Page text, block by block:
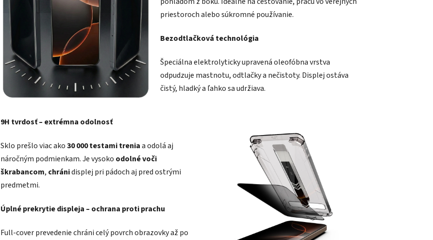
priestoroch alebo súkromné používanie.
Bezodtlačková technológia
Špeciálna elektrolyticky upravená oleofóbna vrstva
odpudzuje mastnotu, odtlačky a nečistoty. Displej ostáva
čistý, hladký a ľahko sa udržiava.
9H tvrdosť – extrémna odolnosť
Sklo prešlo viac ako30 000 testami treniaa odolá aj
náročným podmienkam. Je vysoko odolné voči
škrabancom, chránidisplej pri pádoch aj pred ostrými
predmetmi.
Úplné prekrytie displeja – ochrana proti prachu
Full-cover prevedenie chráni celý povrch obrazovky až po